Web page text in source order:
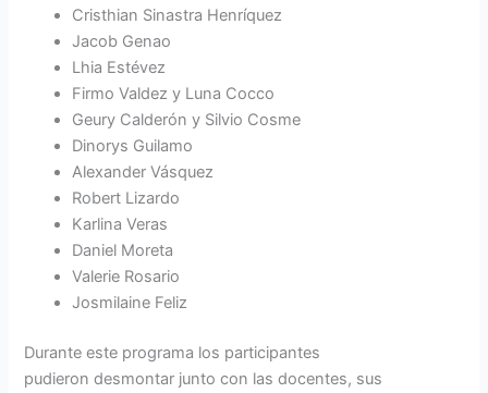
Cristhian Sinastra Henríquez
Jacob Genao
Lhia Estévez
Firmo Valdez y Luna Cocco
Geury Calderón y Silvio Cosme
Dinorys Guilamo
Alexander Vásquez
Robert Lizardo
Karlina Veras
Daniel Moreta
Valerie Rosario
Josmilaine Feliz
Durante este programa los participantes
pudieron desmontar junto con las docentes, sus